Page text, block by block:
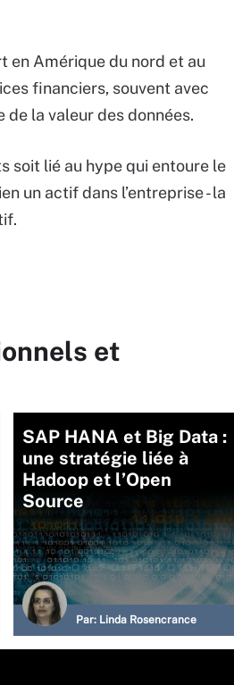
en Amérique du nord et au
financiers, souvent avec
la valeur des données.
soit lié au hype qui entoure le
un actif dans l’entreprise - la
et
SAP HANA et Big Data :
une stratégie liée à
Hadoop et l’Open
Source
Par: Linda Rosencrance